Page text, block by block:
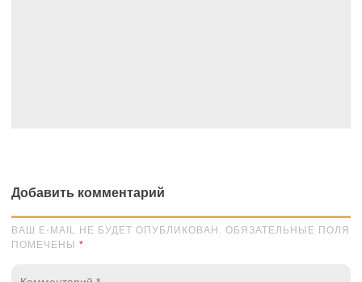
Добавить комментарий
ВАШ E-MAIL НЕ БУДЕТ ОПУБЛИКОВАН. ОБЯЗАТЕЛЬНЫЕ ПОЛЯ
ПОМЕЧЕНЫ *